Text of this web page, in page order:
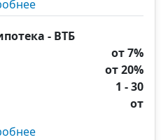
- ВТБ
от 7%
от 20%
1 - 30
от